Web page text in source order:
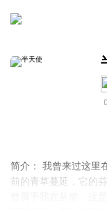
简介： 我曾来过这里
前的青草蔓延，它的